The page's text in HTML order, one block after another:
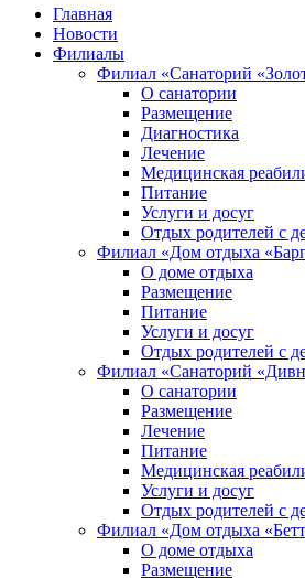
Главная
Новости
Филиалы
Филиал «Санаторий
О санатории
Размещение
Диагностика
Лечение
Медицинская
Питание
Услуги и досуг
Отдых родителей с
Филиал «Дом отдыха
О доме отдыха
Размещение
Питание
Услуги и досуг
Отдых родителей с
Филиал «Санаторий
О санатории
Размещение
Лечение
Питание
Медицинская
Услуги и досуг
Отдых родителей с
Филиал «Дом отдыха
О доме отдыха
Размещение